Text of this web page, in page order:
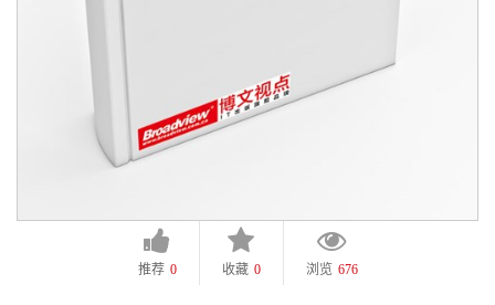
推荐 0 收藏 0 浏览 676